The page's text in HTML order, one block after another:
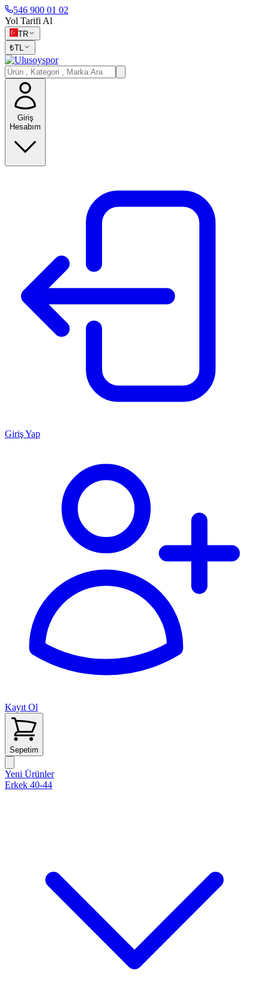
546 900 01 02
Yol Tarifi Al
TR
₺TL
Giriş
Hesabım
Giriş Yap
Kayıt Ol
Sepetim
Yeni Ürünler
Erkek 40-44